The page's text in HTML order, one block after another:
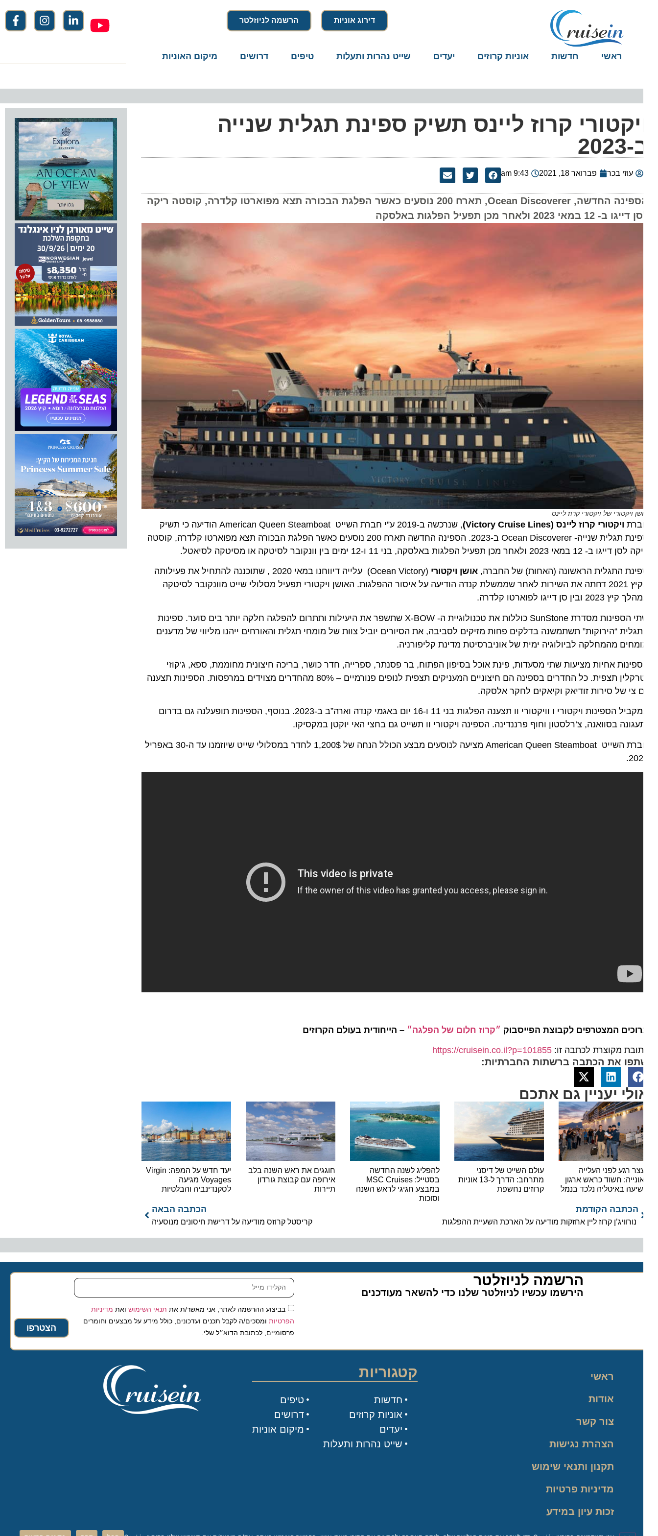
הרשמה לניוזלטר דירוג אוניות
ראשי חדשות אוניות קרוזים יעדים שייט נהרות ותעלות טיפים דרושים מיקום האוניות
קרוז ליינס תשיק ספינת תגלית שנייה
עוזי בכר פברואר 18, 2021 9:43 am
הספינה החדשה, Ocean Discoverer, תארח 200 נוסעים כאשר הפלגת הבכורה תצא מפוארטו קלדרה, קוסטה ריקה
ב- 12 במאי 2023 ולאחר מכן תפעיל הפלגות באלסקה
ויקטורי של ויקטורי קרוז ליינס
ויקטורי קרוז ליינס (Victory Cruise Lines)
, שנרכשה ב-2019 ע”י חברת השייט American Queen Steamboat הודיעה כי תשיק
ספינת תגלית שנייה- Ocean Discoverer ב-2023. הספינה החדשה תארח 200 נוסעים כאשר הפלגת הבכורה תצא מפוארטו קלדרה, קוסטה
ב- 12 במאי 2023 ולאחר מכן תפעיל הפלגות באלסקה, בני 11 ו-12 ימים בין וונקובר לסיטקה או מסיטקה לסיאטל.
התגלית הראשונה (האחות) של החברה,אושן ויקטורי
(Ocean Victory) עלייה דיווחנו במאי 2020 , שתוכננה להתחיל את פעילותה
בקיץ 2021 דחתה את השירות לאחר שממשלת קנדה הודיעה על איסור ההפלגות. האושן ויקטורי תפעיל מסלולי שייט מוונקובר לסיטקה
2023 ובין סן דייגו לפוארטו קלדרה.
שתי הספינות מסדרת SunStone כוללות את טכנולוגיית ה- X-BOW שתשפר את היעילות ותתרום להפלגה חלקה יותר בים סוער. ספינות
“הירוקות” תשתמשנה בדלקים פחות מזיקים לסביבה, את הסיורים יוביל צוות של מומחי תגלית והאורחים ייהנו מליווי של מדענים
מהמחלקה לביולוגיה ימית של אוניברסיטת מדינת קליפורניה.
אחיות מציעות שתי מסעדות, פינת אוכל בסיפון הפתוח, בר פסנתר, ספרייה, חדר כושר, בריכה חיצונית מחוממת, ספא, ג’קוזי
וטרקלין תצפית. כל החדרים בספינה הם חיצוניים המעניקים תצפית לנופים פנורמיים – 80% מהחדרים מצוידים במרפסות. הספינות תצענה
צי של סירות זודיאק וקיאקים לחקר אלסקה.
במקביל הספינות ויקטורי ו וויקטורי וו תצענה הפלגות בני 11 ו-16 יום באגמי קנדה וארה”ב ב-2023. בנוסף, הספינות תופעלנה גם בדרום
בסוואנה, צ’רלסטון וחוף פרננדינה. הספינה ויקטורי וו תשייט גם בחצי האי יוקטן במקסיקו.
חברת השייט American Queen Steamboat מציעה לנוסעים מבצע הכולל הנחה של 1,200$ לחדר במסלולי שייט שיוזמנו עד ה-30 באפריל
המצטרפים לקבוצת הפייסבוק״קרוז חלום של הפלגה״– הייחודית בעולם הקרוזים
מקוצרת לכתבה זו:https://cruisein.co.il?p=101855
את הכתבה ברשתות החברתיות:
יעניין גם אתכם
רגע לפני העלייה
חשוד כראש ארגון
באיטליה נלכד בנמל
עולם השייט של דיסני
מתרחב: הדרך ל-13 אוניות
קרוזים נחשפת
להפליג לשנה החדשה
בסטייל: MSC Cruises
במבצע חגיגי לראש השנה
וסוכות
חוגגים את ראש השנה בלב
אירופה עם קבוצת גורדון
תיירות
יעד חדש על המפה: Virgin
Voyages מגיעה
לסקנדינביה והבלטיות
הכתבה הקודמת
נורוויג’ן קרוז ליין אחזקות מודיעה על הארכת השעיית ההפלגות
הכתבה הבאה
קריסטל קרוזס מודיעה על דרישת חיסונים מנוסעיה
הרשמה לניוזלטר​
הירשמו עכשיו לניוזלטר שלנו כדי להשאר מעודכנים
בביצוע ההרשמה לאתר, אני מאשר/ת אתתנאי השימושואת מדיניות
הפרטיותומסכים/ה לקבל תכנים ועדכונים, כולל מידע על מבצעים וחומרים
פרסומיים, לכתובת הדוא״ל שלי.
הצטרפו
קטגוריות
טיפים
דרושים
מיקום אוניות
חדשות
אוניות קרוזים
יעדים
שייט נהרות ותעלות
ראשי
אודות
צור קשר
הצהרת נגישות
תקנון ותנאי שימוש
מדיניות פרטיות
זכות עיון במידע